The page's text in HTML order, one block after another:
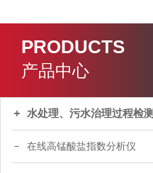
PRODUCTS
产品中心
水处理、污水治理过程检测
在线高锰酸盐指数分析仪